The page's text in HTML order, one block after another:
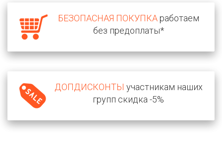
БЕЗОПАСНАЯ ПОКУПКАработаем
без предоплаты*
ДОПДИСКОНТЫ участникам наших
групп скидка -5%